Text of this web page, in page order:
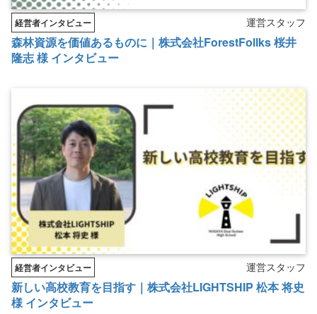
経営者インタビュー 運営スタッフ
森林資源を価値あるものに｜株式会社ForestFollks 桜井
隆志 様 インタビュー
経営者インタビュー 運営スタッフ
新しい高校教育を目指す｜株式会社LIGHTSHIP 松本 将史
様 インタビュー